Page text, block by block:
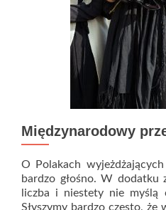
Międzynarodowy
O Polakach
bardzo głośno. W
liczba i niestety nie
Słyszymy bardzo często, że